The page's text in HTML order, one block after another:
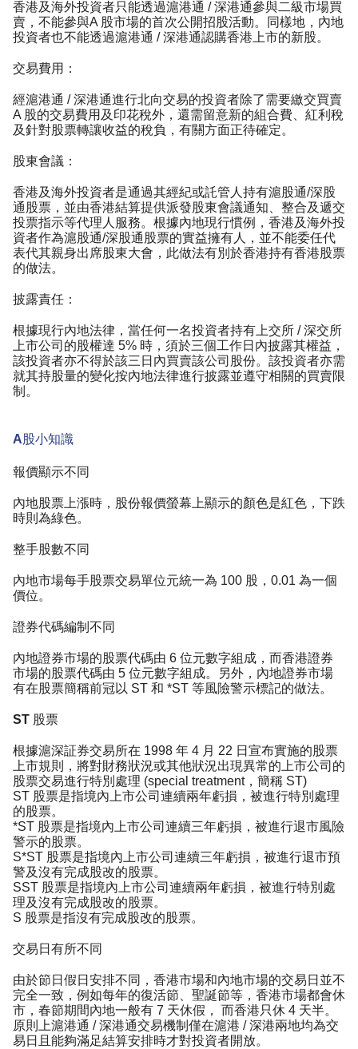
香港及海外投資者只能透過滬港通 / 深港通參與二級市場買
賣，不能參與A 股市場的首次公開招股活動。同樣地，內地
投資者也不能透過滬港通 / 深港通認購香港上市的新股。
交易費用：
經滬港通 / 深港通進行北向交易的投資者除了需要繳交買賣
A 股的交易費用及印花稅外，還需留意新的組合費、紅利稅
及針對股票轉讓收益的稅負，有關方面正待確定。
股東會議：
香港及海外投資者是通過其經紀或託管人持有滬股通/深股
通股票，並由香港結算提供派發股東會議通知、整合及遞交
投票指示等代理人服務。根據內地現行慣例，香港及海外投
資者作為滬股通/深股通股票的實益擁有人，並不能委任代
表代其親身出席股東大會，此做法有別於香港持有香港股票
的做法。
披露責任：
根據現行內地法律，當任何一名投資者持有上交所 / 深交所
上市公司的股權達 5% 時，須於三個工作日內披露其權益，
該投資者亦不得於該三日內買賣該公司股份。該投資者亦需
就其持股量的變化按內地法律進行披露並遵守相關的買賣限
制。
A股小知識
報價顯示不同
內地股票上漲時，股份報價螢幕上顯示的顏色是紅色，下跌
時則為綠色。
整手股數不同
內地市場每手股票交易單位元統一為 100 股，0.01 為一個
價位。
證券代碼編制不同
內地證券市場的股票代碼由 6 位元數字組成，而香港證券
市場的股票代碼由 5 位元數字組成。另外，內地證券市場
有在股票簡稱前冠以 ST 和 *ST 等風險警示標記的做法。
ST 股票
根據滬深証券交易所在 1998 年 4 月 22 日宣布實施的股票
上市規則，將對財務狀況或其他狀況出現異常的上市公司的
股票交易進行特別處理 (special treatment，簡稱 ST)
ST 股票是指境內上市公司連續兩年虧損，被進行特別處理
的股票。
*ST 股票是指境內上市公司連續三年虧損，被進行退市風險
警示的股票。
S*ST 股票是指境內上市公司連續三年虧損，被進行退市預
警及沒有完成股改的股票。
SST 股票是指境內上市公司連續兩年虧損，被進行特別處
理及沒有完成股改的股票。
S 股票是指沒有完成股改的股票。
交易日有所不同
由於節日假日安排不同，香港市場和內地市場的交易日並不
完全一致，例如每年的復活節、聖誕節等，香港市場都會休
市，春節期間內地一般有 7 天休假， 而香港只休 4 天半。
原則上滬港通 / 深港通交易機制僅在滬港 / 深港兩地均為交
易日且能夠滿足結算安排時才對投資者開放。